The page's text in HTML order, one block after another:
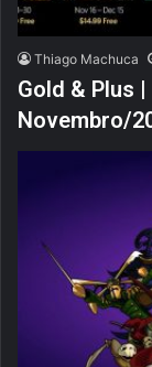
Thiago Machuca
Gold & Plus
Novembro/